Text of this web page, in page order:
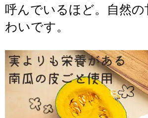
呼んでいるほど。自然
わいです。